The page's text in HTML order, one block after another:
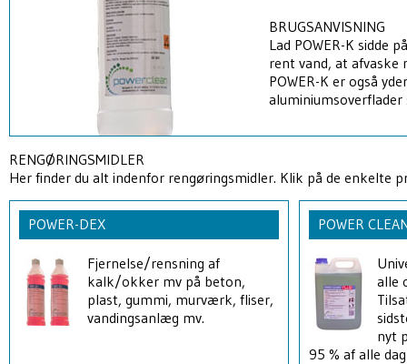
BRUGSANVISNING
Lad POWER-K sidde
rent vand, at afvaske
POWER-K er også
RENGØRINGSMIDLER
Her finder du alt indenfor rengøringsmidler. Klik på de enkelte
POWER-DEX
Fjernelse/rensning af
kalk/okker mv på beton,
plast, gummi, murværk, fliser,
vandingsanlæg mv.
POWER
alle
nyt
95 % af alle